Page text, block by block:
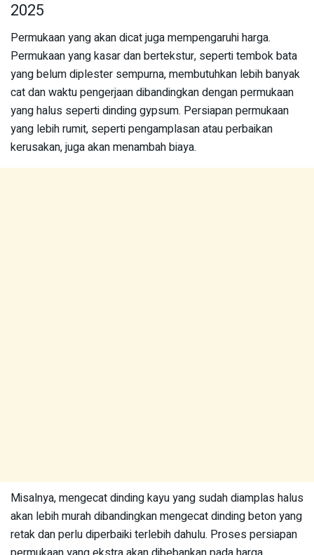
2025
Permukaan yang akan dicat juga mempengaruhi harga.
Permukaan yang kasar dan bertekstur, seperti tembok bata
yang belum diplester sempurna, membutuhkan lebih banyak
cat dan waktu pengerjaan dibandingkan dengan permukaan
yang halus seperti dinding gypsum. Persiapan permukaan
yang lebih rumit, seperti pengamplasan atau perbaikan
kerusakan, juga akan menambah biaya.
Misalnya, mengecat dinding kayu yang sudah diamplas halus
akan lebih murah dibandingkan mengecat dinding beton yang
retak dan perlu diperbaiki terlebih dahulu. Proses persiapan